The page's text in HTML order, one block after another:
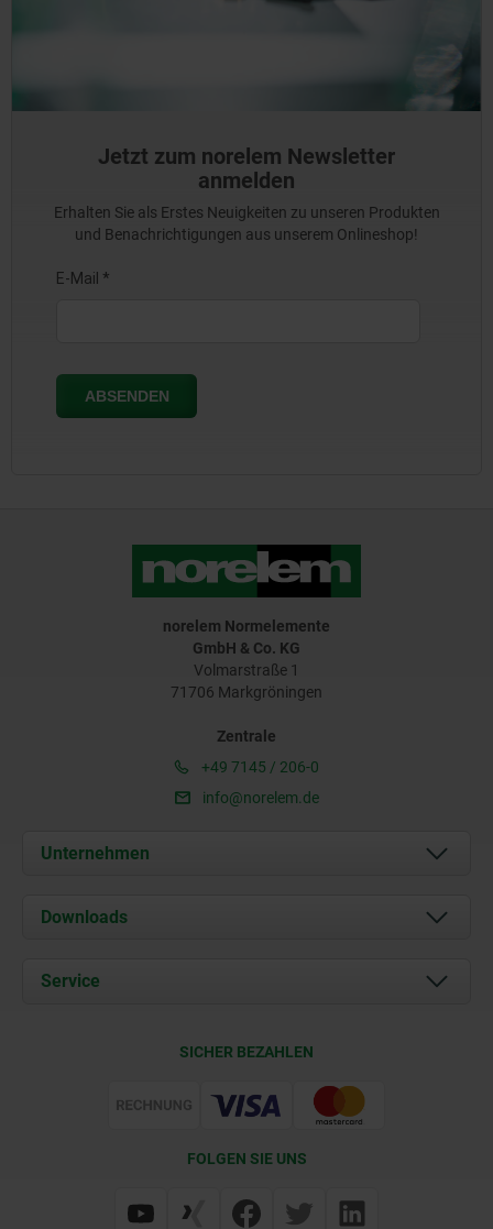
Jetzt zum norelem Newsletter
anmelden
Erhalten Sie als Erstes Neuigkeiten zu unseren Produkten
und Benachrichtigungen aus unserem Onlineshop!
norelem Normelemente
GmbH & Co. KG
Volmarstraße 1
71706 Markgröningen
Zentrale
+49 7145 / 206-0
info@norelem.de
Unternehmen
Über uns
Karriere
Downloads
Dokumente
Service
Web Support
SICHER BEZAHLEN
FOLGEN SIE UNS